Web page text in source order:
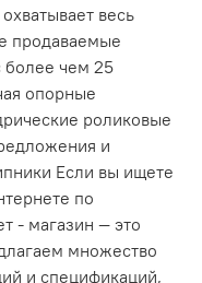
весь
продаваемые
чем 25
опорные
роликовые
и
Если вы ищете
по
- магазин — это
множество
и спецификаций,